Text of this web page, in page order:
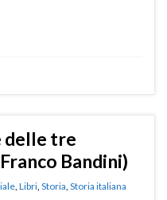
delle tre
Bandini)
Libri Storia Storia italiana